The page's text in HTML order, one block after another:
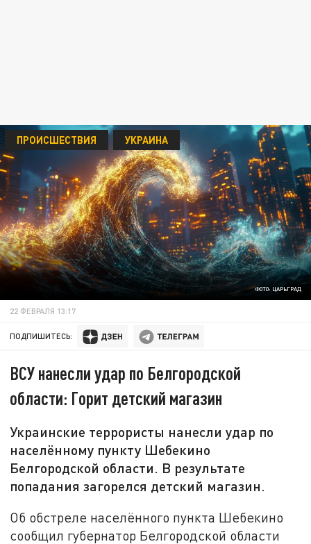
ФОТО: ЦАРЬГРАД
ПРОИСШЕСТВИЯ УКРАИНА
22 ФЕВРАЛЯ 13:17
ПОДПИШИТЕСЬ:
ВСУ нанесли удар по Белгородской
области: Горит детский магазин
Украинские террористы нанесли удар по
населённому пункту Шебекино
Белгородской области. В результате
попадания загорелся детский магазин.
Об обстреле населённого пункта Шебекино
сообщил губернатор Белгородской области